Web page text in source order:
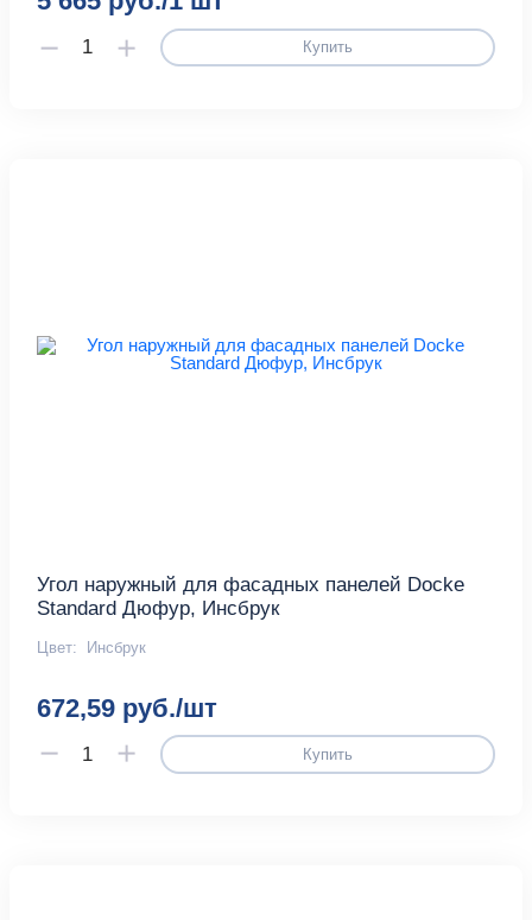
Купить
Угол наружный для фасадных панелей Docke
Standard Дюфур, Инсбрук
Цвет: Инсбрук
672,59 руб./шт
Купить